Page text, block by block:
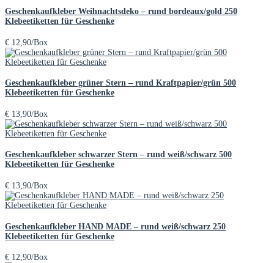
Geschenkaufkleber Weihnachtsdeko – rund bordeaux/gold 250
Klebeetiketten für Geschenke
€ 12,90/Box
Geschenkaufkleber grüner Stern – rund Kraftpapier/grün 500
Klebeetiketten für Geschenke
€ 13,90/Box
Geschenkaufkleber schwarzer Stern – rund weiß/schwarz 500
Klebeetiketten für Geschenke
€ 13,90/Box
Geschenkaufkleber HAND MADE – rund weiß/schwarz 250
Klebeetiketten für Geschenke
€ 12,90/Box